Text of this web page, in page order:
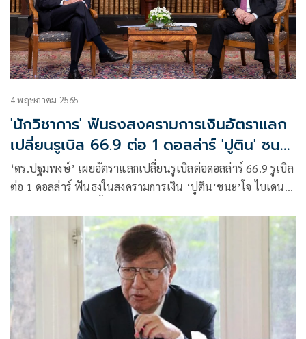
4 พฤษภาคม 2565
'นักวิชาการ' ฟันธงสงครามการเงินอัตราแลก
เปลี่ยนรูเบิล 66.9 ต่อ 1 ดอลล่าร์ 'ปูติน' ชนะ
'โจ ไบเดน' คนละชั้น
‘ดร.ปฐมพงษ์’ เผยอัตราแลกเปลี่ยนรูเบิลต่อดอลล่าร์ 66.9 รูเบิล
ต่อ 1 ดอลล่าร์ ฟันธงในสงครามการเงิน ‘ปูติน’ชนะ’โจ ไบเดน’